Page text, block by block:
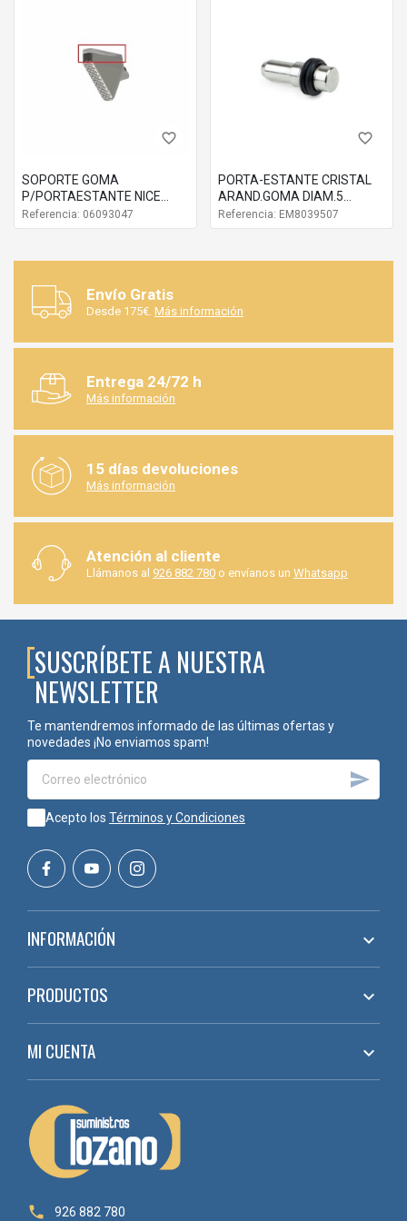
favorite_border
SOPORTE GOMA
P/PORTAESTANTE NICE
CRISTAL
Referencia: 06093047
favorite_border
PORTA-ESTANTE CRISTAL
ARAND.GOMA DIAM.5
8039507
Referencia: EM8039507
Envío Gratis
Desde 175€. Más información
Entrega 24/72 h
Más información
15 días devoluciones
Más información
Atención al cliente
Llámanos al 926 882 780 o envíanos un Whatsapp
SUSCRÍBETE A NUESTRA
NEWSLETTER
Te mantendremos informado de las últimas ofertas y
novedades ¡No enviamos spam!

Acepto los Términos y Condiciones
INFORMACIÓN 
PRODUCTOS 
MI CUENTA 
 926 882 780